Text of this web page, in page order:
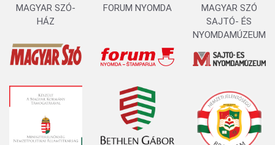
MAGYAR SZÓ-
HÁZ
FORUM NYOMDA
MAGYAR SZÓ
SAJTÓ- ÉS
NYOMDAMÚZEUM